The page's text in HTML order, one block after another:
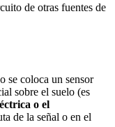
de otras fuentes de
se coloca un sensor
sobre el suelo (es
o el
de la señal o en el